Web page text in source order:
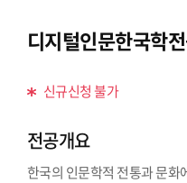
디지털인문한국학
신규신청 불가
전공개요
한국의 인문학적 전통과 문화